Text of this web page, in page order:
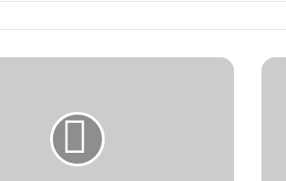
شراكة